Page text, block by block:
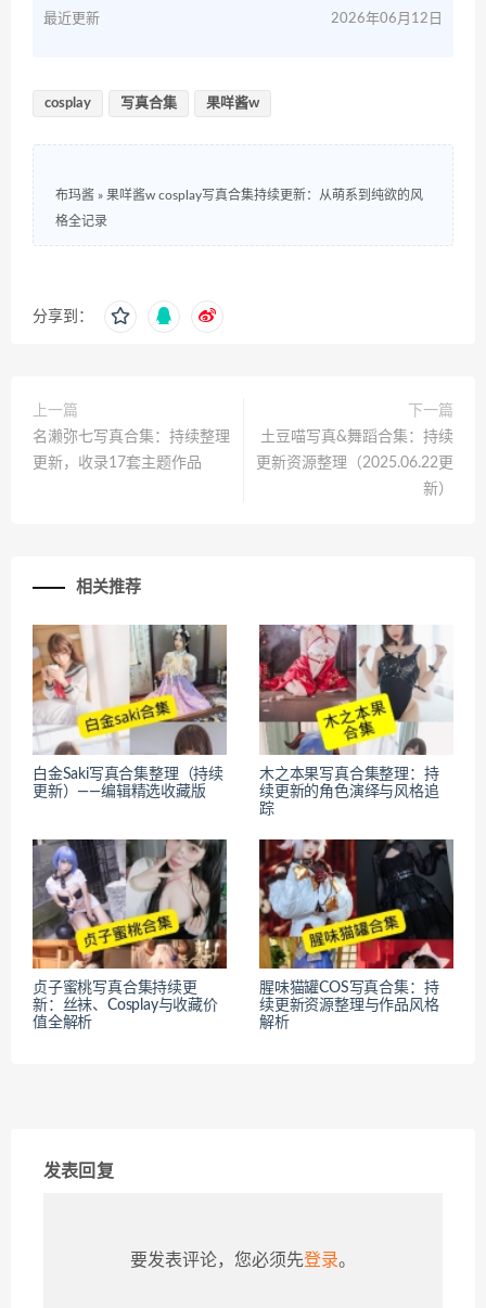
最近更新 2026年06月12日
cosplay 写真合集 果咩酱w
布玛酱 » 果咩酱w cosplay写真合集持续更新：从萌系到纯欲的风
格全记录
分享到：
上一篇
名濑弥七写真合集：持续整理
更新，收录17套主题作品
下一篇
土豆喵写真&舞蹈合集：持续
更新资源整理（2025.06.22更
新）
相关推荐
白金Saki写真合集整理（持续
更新）——编辑精选收藏版
木之本果写真合集整理：持
续更新的角色演绎与风格追
踪
贞子蜜桃写真合集持续更
新：丝袜、Cosplay与收藏价
值全解析
腥味猫罐COS写真合集：持
续更新资源整理与作品风格
解析
发表回复
要发表评论，您必须先登录。